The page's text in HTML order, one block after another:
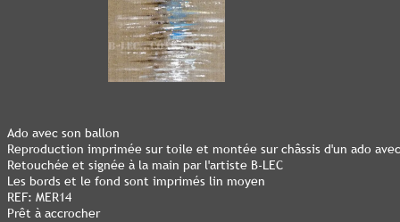
Ado avec son ballon
Reproduction imprimée sur toile et montée sur châssis d'un ado
Retouchée et signée à la main par l'artiste B-LEC
Les bords et le fond sont imprimés lin moyen
REF: MER14
Prêt à accrocher